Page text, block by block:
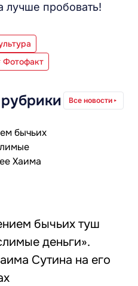
лучше пробовать!
Фотофакт
Все новости
бычьих туш
деньги».
Сутина на его